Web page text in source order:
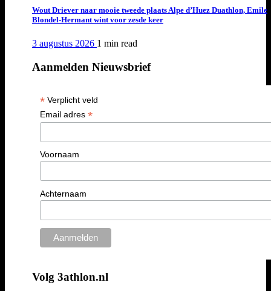
Wout Driever naar mooie tweede plaats Alpe d’Huez Duathlon, Emile
Blondel-Hermant wint voor zesde keer
3 augustus 2026 1 min read
Aanmelden Nieuwsbrief
*Verplicht veld
Email adres *
Voornaam
Achternaam
Volg 3athlon.nl